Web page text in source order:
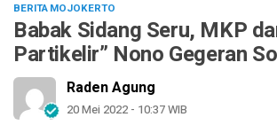
BERITA MOJOKERTO
Babak Sidang Seru, MKP
Partikelir” Nono Gegeran
Raden Agung
20 Mei 2022 - 10:37 WIB